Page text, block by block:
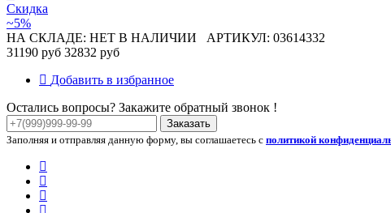
Скидка
~5%
НА СКЛАДЕ: НЕТ В НАЛИЧИИ АРТИКУЛ: 03614332
31190 руб 32832 руб
Добавить в избранное
Остались вопросы? Закажите обратный звонок !
Заказать
Заполняя и отправляя данную форму, вы соглашаетесь с политикой